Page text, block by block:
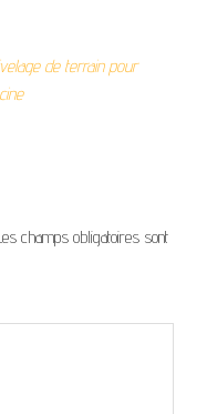
de terrain pour
champs obligatoires sont